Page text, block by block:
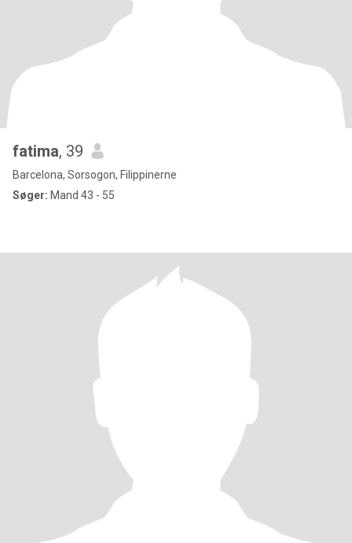
fatima, 39
Barcelona, Sorsogon, Filippinerne
Søger: Mand 43 - 55